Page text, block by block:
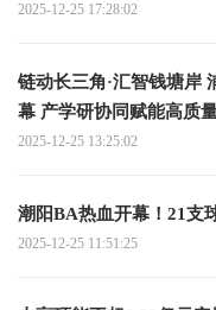
2025-12-25 17:28:02
链动长三角·汇智钱塘岸
幕 产学研协同赋能高质
2025-12-25 13:25:02
潮阳BA热血开幕！21支
2025-12-25 11:51:25